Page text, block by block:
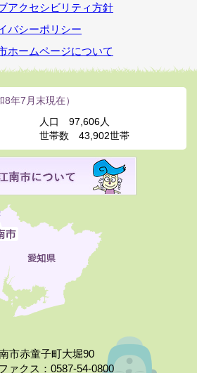
アクセシビリティ方針
バシーポリシー
ホームページについて
市赤童子町大堀90
ァクス：0587-54-0800
8年7月末現在）
人口
97,606人
世帯数
43,902世帯